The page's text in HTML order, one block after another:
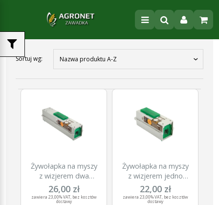
Sortuj wg: Nazwa produktu A-Z
Żywołapka na myszy
z wizjerem dwa
wejścia
26,00 zł
zawiera 23,00% VAT, bez kosztów
dostawy
Żywołapka na myszy
z wizjerem jedno
wejście
22,00 zł
zawiera 23,00% VAT, bez kosztów
dostawy